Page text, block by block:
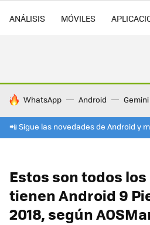
ANÁLISIS MÓVILES
HOY SE HABLA DE
WhatsApp Android Gemini
📲 Sigue las novedades de Android y
Estos son todos
tienen Android 9
2018, según